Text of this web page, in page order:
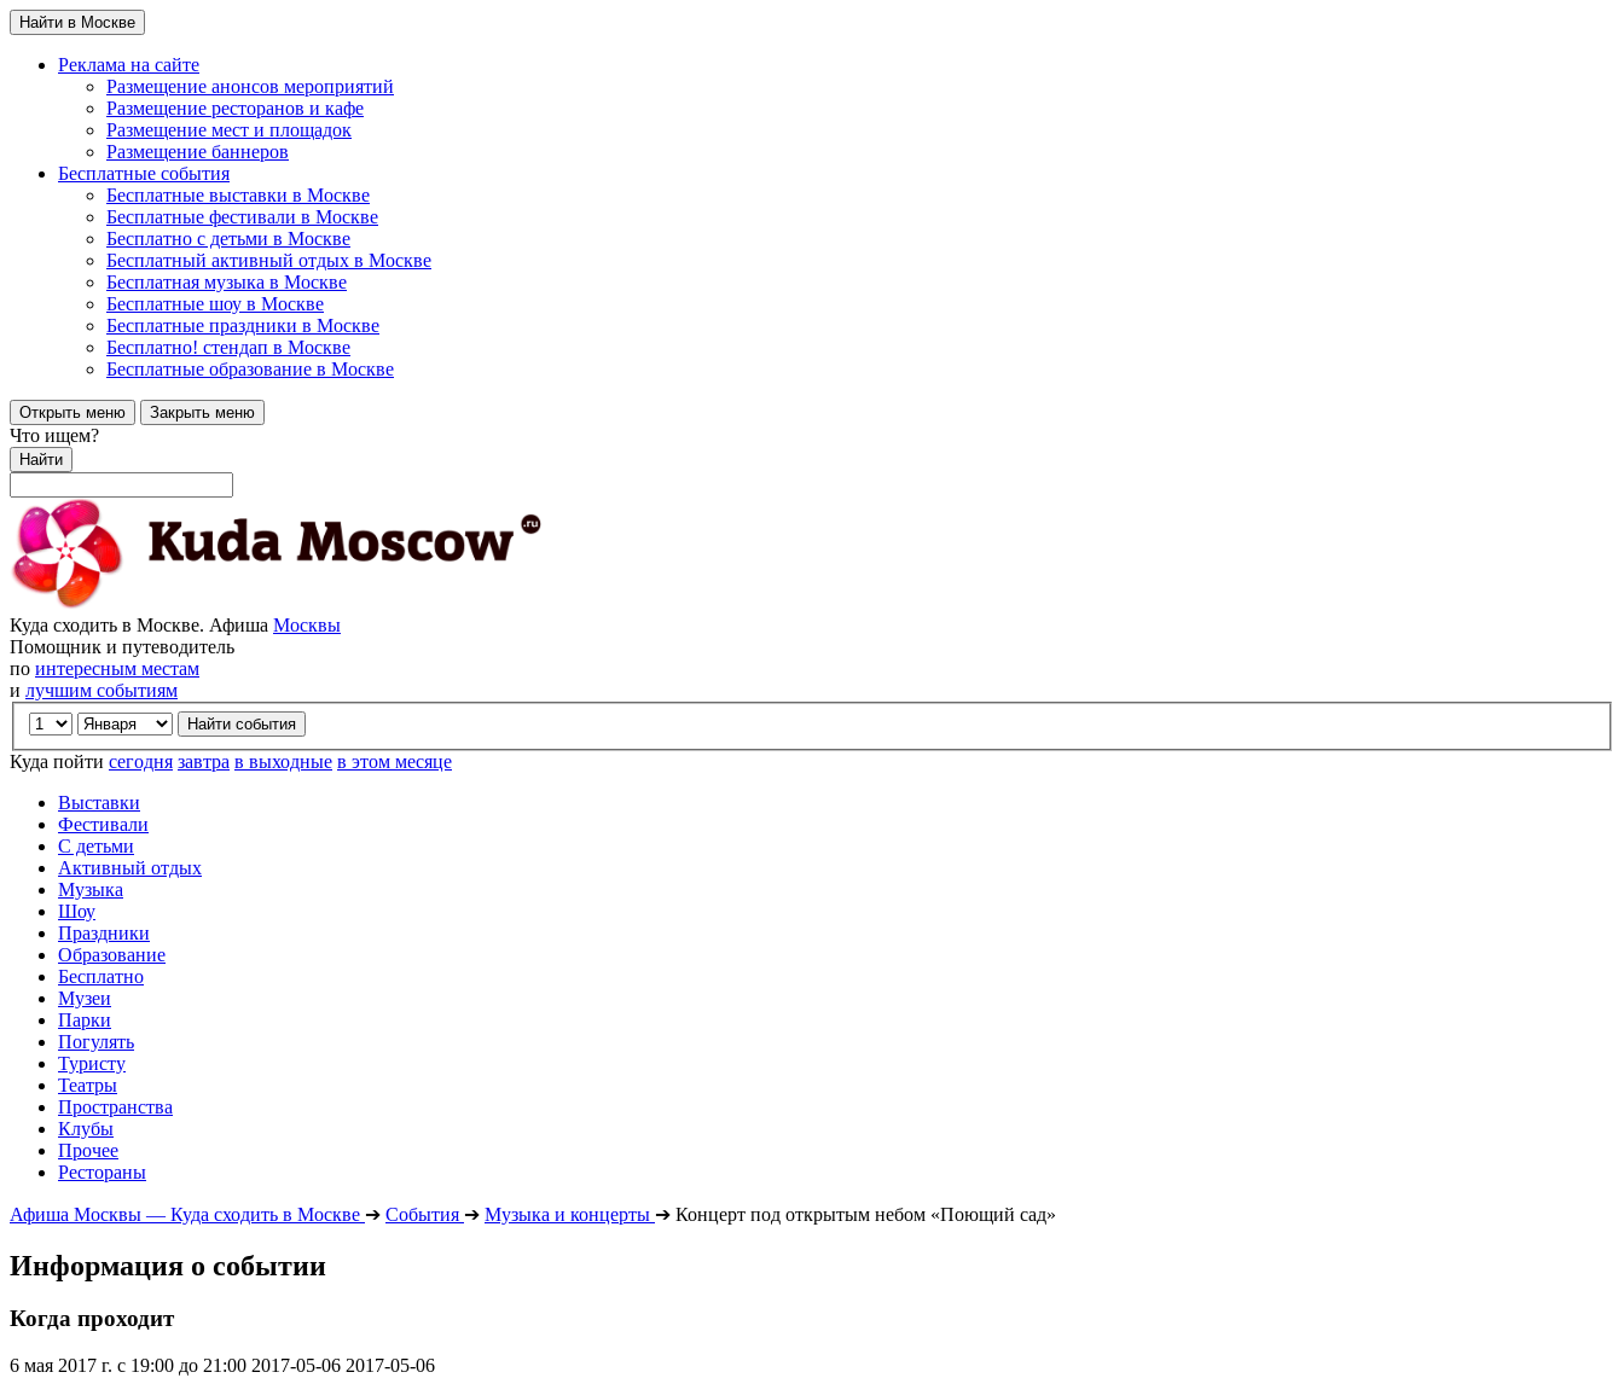
Найти в Москве
Реклама на сайте
Размещение анонсов мероприятий
Размещение ресторанов и кафе
Размещение мест и площадок
Размещение баннеров
Бесплатные события
Бесплатные выставки в Москве
Бесплатные фестивали в Москве
Бесплатно с детьми в Москве
Бесплатный активный отдых в Москве
Бесплатная музыка в Москве
Бесплатные шоу в Москве
Бесплатные праздники в Москве
Бесплатно! стендап в Москве
Бесплатные образование в Москве
Открыть меню Закрыть меню
Что ищем?
Найти
Куда сходить в Москве. Афиша Москвы
Помощник и путеводитель
по интересным местам
и лучшим событиям
Куда пойти сегодня завтра в выходные в этом месяце
Выставки
Фестивали
С детьми
Активный отдых
Музыка
Шоу
Праздники
Образование
Бесплатно
Музеи
Парки
Погулять
Туристу
Театры
Пространства
Клубы
Прочее
Рестораны
Афиша Москвы — Куда сходить в Москве ➔ События ➔ Музыка и концерты ➔ Концерт под открытым небом «Поющий сад»
Информация о событии
Когда проходит
6 мая 2017 г. с 19:00 до 21:00 2017-05-06 2017-05-06